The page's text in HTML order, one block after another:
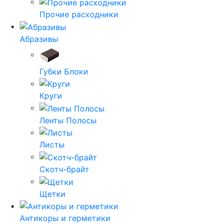
Прочие расходники
Абразивы
Губки Блоки
Круги
Ленты Полосы
Листы
Скотч-брайт
Щетки
Антикоры и герметики